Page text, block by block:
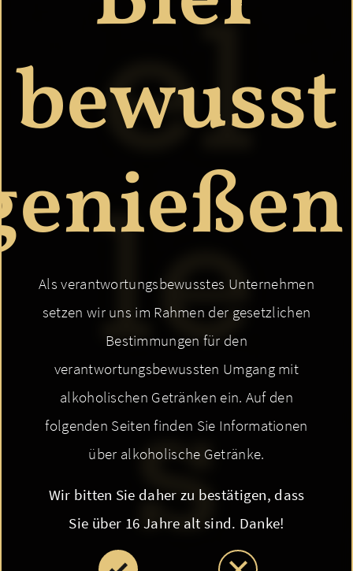
el
le
s
bewusst
Als verantwortungsbewusstes Unternehmen
setzen wir uns im Rahmen der gesetzlichen
Bestimmungen für den
verantwortungsbewussten Umgang mit
alkoholischen Getränken ein. Auf den
folgenden Seiten finden Sie Informationen
über alkoholische Getränke.
Wir bitten Sie daher zu bestätigen, dass
Sie über 16 Jahre alt sind. Danke!